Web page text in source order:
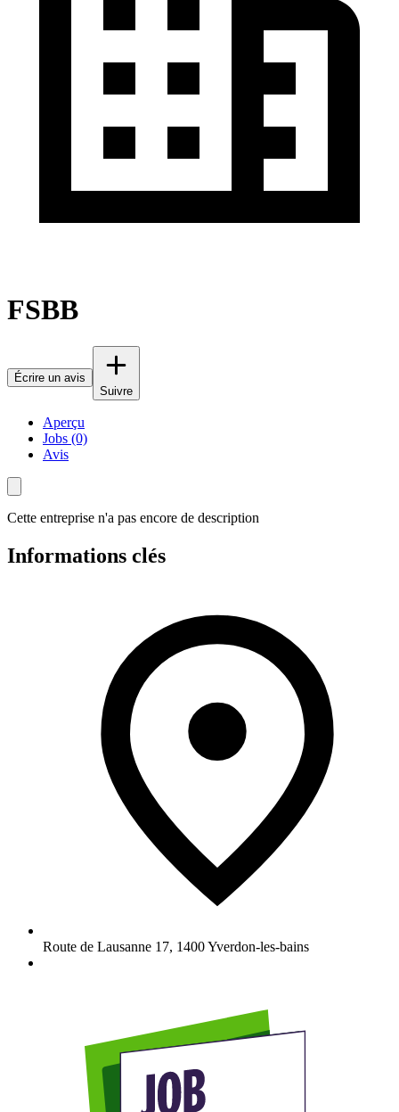
FSBB
Écrire un avis
Suivre
Aperçu
Jobs (0)
Avis
Cette entreprise n'a pas encore de description
Informations clés
Route de Lausanne 17, 1400Yverdon-les-bains